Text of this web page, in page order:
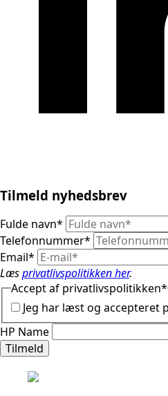
Tilmeld nyhedsbrev
Fulde navn*
Telefonnummer*
Email*
Læsprivatlivspolitikken her.
Accept af privatlivspolitikken*
Jeg har læst og accepteret
HP Name
Tilmeld